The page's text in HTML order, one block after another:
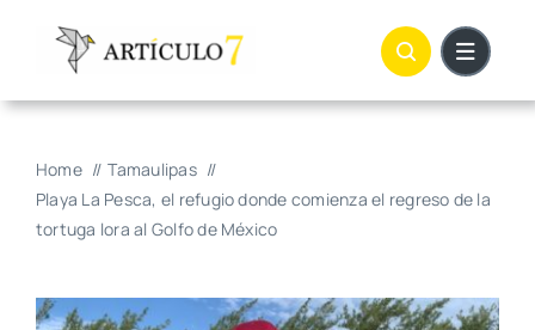
Home
Tamaulipas
Playa La Pesca, el refugio donde comienza el regreso de la
tortuga lora al Golfo de México